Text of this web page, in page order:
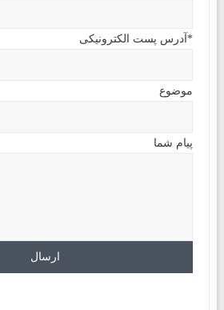
*آدرس پست الکترونیکی
موضوع
پیام شما